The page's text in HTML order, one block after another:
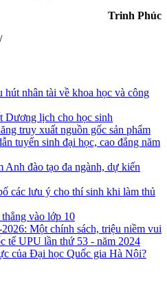
Trinh Phúc
nhân tài về khoa học và công
Dương lịch cho học sinh
truy xuất nguồn gốc sản phẩm
tuyển sinh đại học, cao đẳng năm
đào tạo đa ngành, dự kiến
các lưu ý cho thí sinh khi làm thủ
vào lớp 10
Một chính sách, triệu niềm vui
tế UPU lần thứ 53 - năm 2024
của Đại học Quốc gia Hà Nội?